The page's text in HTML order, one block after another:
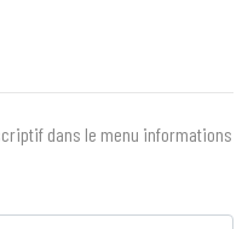
dans le menu informations